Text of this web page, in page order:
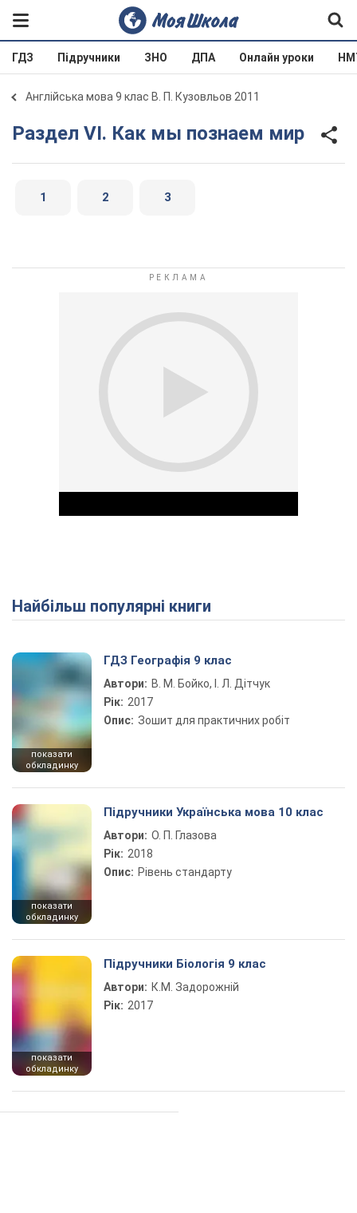
ГДЗ Підручники ЗНО ДПА Онлайн уроки
Англійська мова 9 клас В. П. Кузовльов 2011
Раздел VI. Как мы познаем мир
1 2 3
Play Video
Найбільш популярні книги
показати
обкладинку
ГДЗ Географія 9 клас
Автори: В. М. Бойко, І. Л. Дітчук
Рік: 2017
Опис: Зошит для практичних робіт
показати
обкладинку
Підручники Українська мова 10 клас
Автори: О. П. Глазова
Рік: 2018
Опис: Рівень стандарту
показати
обкладинку
Підручники Біологія 9 клас
Автори: К.М. Задорожній
Рік: 2017